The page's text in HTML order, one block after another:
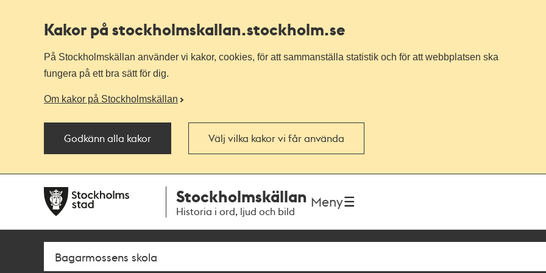
Kakor på stockholmskallan.stockholm.se
På Stockholmskällan använder vi kakor, cookies, för att sammanställa statistik och för att webbplatsen ska
fungera på ett bra sätt för dig.
Om kakor på Stockholmskällan
Godkänn alla kakor Välj vilka kakor vi får använda
navigationen
huvudinnehållet
Stockholmskällan
Historia i ord, ljud och bild
Meny
Sök